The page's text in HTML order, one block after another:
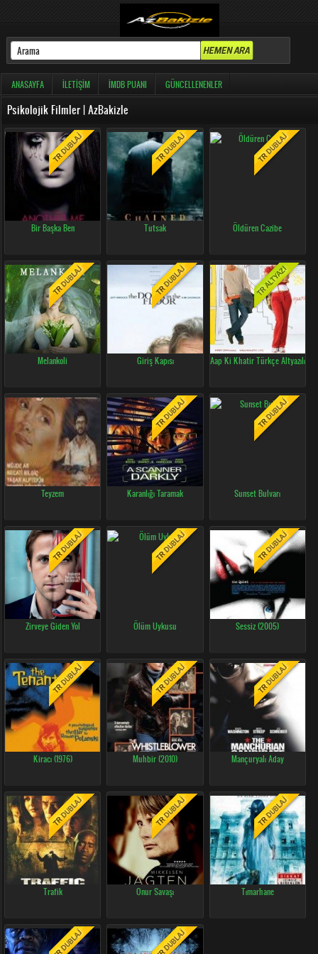
ANASAYFA İLETIŞIM İMDB PUANI GÜNCELLENENLER
Psikolojik Filmler | AzBakizle
Bir Başka Ben Tutsak Öldüren Cazibe
Melankoli Giriş Kapısı Aap Ki Khatir Türkçe Altyazılı
Teyzem Karanlığı Taramak Sunset Bulvarı
Zirveye Giden Yol Ölüm Uykusu Sessiz (2005)
Kiracı (1976) Muhbir (2010) Mançuryalı Aday
Trafik Onur Savaşı Tımarhane